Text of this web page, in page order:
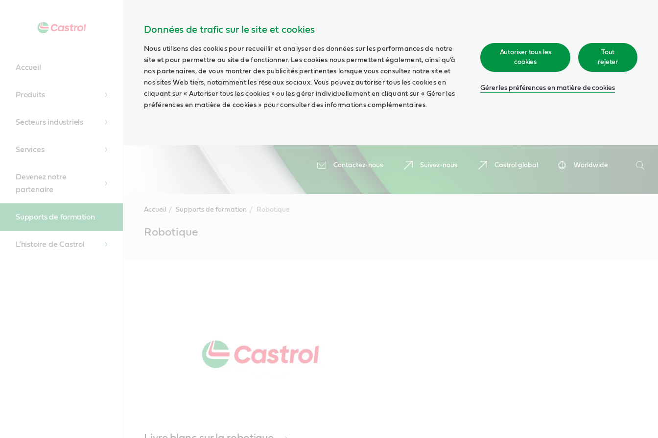
Données de trafic sur le site et cookies
Nous utilisons des cookies pour recueillir et analyser des données sur les performances de notre
site et pour permettre au site de fonctionner. Les cookies nous permettent également, ainsi qu’à
nos partenaires, de vous montrer des publicités pertinentes lorsque vous consultez notre site et
nos sites Web tiers, notamment les réseaux sociaux. Vous pouvez autoriser tous les cookies en
cliquant sur « Autoriser tous les cookies » ou les gérer individuellement en cliquant sur « Gérer les
préférences en matière de cookies » pour consulter des informations complémentaires.
Autoriser tous les
cookies
Tout
rejeter
Gérer les préférences en matière de cookies
Contactez-nous Suivez-nous Castrol global
Worldwide
Accueil
Produits
Secteurs industriels
Services
Devenez notre
partenaire
Supports de formation
L’histoire de Castrol
Accueil Supports de formation Robotique
ContentRobotique